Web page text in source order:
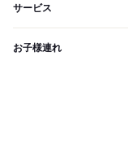
サービス
お子様連れ